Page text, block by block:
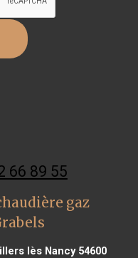
66 89 55
gaz
lès Nancy 54600